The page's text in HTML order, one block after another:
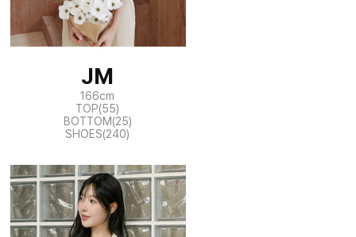
JM
166cm
TOP(55)
BOTTOM(25)
SHOES(240)